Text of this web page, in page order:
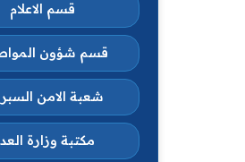
قسم الاعلام
قسم شؤون
شعبة الامن
مكتبة وزارة